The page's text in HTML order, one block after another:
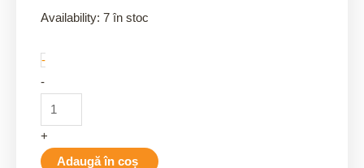
Availability: 7 în stoc
-
356/5
-
+
Adaugă în coș